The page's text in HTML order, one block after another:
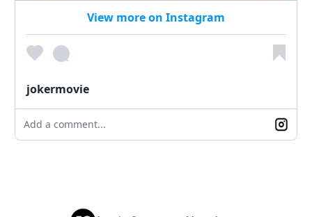
View more on Instagram
jokermovie
Add a comment...